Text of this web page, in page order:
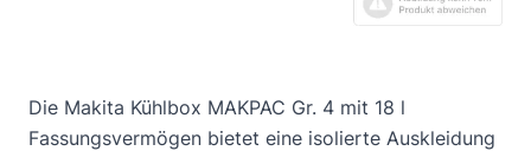
Die Makita Kühlbox MAKPAC Gr. 4 mit 18 l
Fassungsvermögen bietet eine isolierte Auskleidung